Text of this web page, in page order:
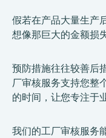
假若在产品大量生产
想像那巨大的金额损
预防措施往往较善后
厂审核服务支持您整
的时间，让您专注于
我们的工厂审核服务